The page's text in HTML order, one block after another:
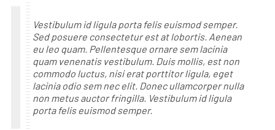
Vestibulum id ligula porta felis euismod semper.
Sed posuere consectetur est at lobortis. Aenean
eu leo quam. Pellentesque ornare sem lacinia
quam venenatis vestibulum. Duis mollis, est non
commodo luctus, nisi erat porttitor ligula, eget
lacinia odio sem nec elit. Donec ullamcorper nulla
non metus auctor fringilla. Vestibulum id ligula
porta felis euismod semper.